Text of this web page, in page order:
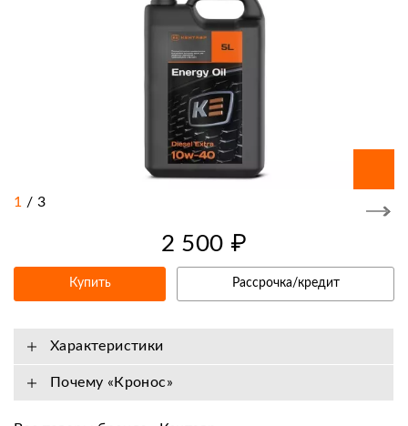
1 / 3
2 500 ₽
Купить Рассрочка/кредит
Характеристики
Почему «Кронос»